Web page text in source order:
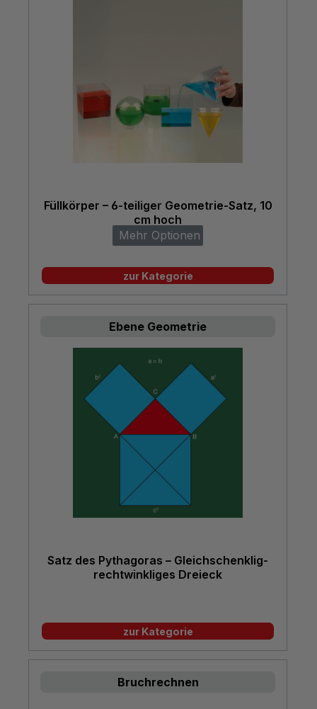
Füllkörper – 6-teiliger Geometrie-Satz, 10
cm hoch
Mehr Optionen
zur Kategorie
Ebene Geometrie
Satz des Pythagoras – Gleichschenklig-
rechtwinkliges Dreieck
zur Kategorie
Bruchrechnen